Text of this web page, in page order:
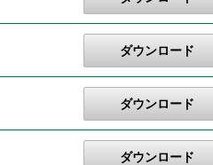
ダウンロード
ダウンロード
ダウンロード